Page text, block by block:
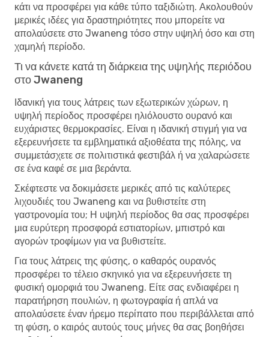
κάτι να προσφέρει για κάθε τύπο ταξιδιώτη. Ακολουθούν
μερικές ιδέες για δραστηριότητες που μπορείτε να
απολαύσετε στο Jwaneng τόσο στην υψηλή όσο και στη
χαμηλή περίοδο.
Τι να κάνετε κατά τη διάρκεια της υψηλής περιόδου
στο Jwaneng
Ιδανική για τους λάτρεις των εξωτερικών χώρων, η
υψηλή περίοδος προσφέρει ηλιόλουστο ουρανό και
ευχάριστες θερμοκρασίες. Είναι η ιδανική στιγμή για να
εξερευνήσετε τα εμβληματικά αξιοθέατα της πόλης, να
συμμετάσχετε σε πολιτιστικά φεστιβάλ ή να χαλαρώσετε
σε ένα καφέ σε μια βεράντα.
Σκέφτεστε να δοκιμάσετε μερικές από τις καλύτερες
λιχουδιές του Jwaneng και να βυθιστείτε στη
γαστρονομία του; Η υψηλή περίοδος θα σας προσφέρει
μια ευρύτερη προσφορά εστιατορίων, μπιστρό και
αγορών τροφίμων για να βυθιστείτε.
Για τους λάτρεις της φύσης, ο καθαρός ουρανός
προσφέρει το τέλειο σκηνικό για να εξερευνήσετε τη
φυσική ομορφιά του Jwaneng. Είτε σας ενδιαφέρει η
παρατήρηση πουλιών, η φωτογραφία ή απλά να
απολαύσετε έναν ήρεμο περίπατο που περιβάλλεται από
τη φύση, ο καιρός αυτούς τους μήνες θα σας βοηθήσει